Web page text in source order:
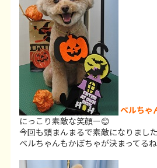
ベルちゃ
にっこり素敵な笑顔ー😊
今回も頭まんまるで素敵になりました
ベルちゃんもかぼちゃが決まってる